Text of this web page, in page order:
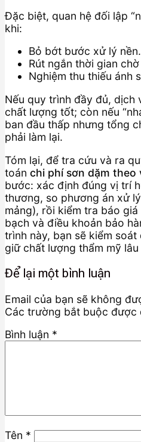
Đặc biệt, quan hệ đối lập
khi:
Bỏ bớt bước xử lý nền.
Rút ngắn thời gian
Nghiệm thu thiếu ánh
Nếu quy trình đầy đủ, dịch
chất lượng tốt; còn nếu
ban đầu thấp nhưng tổng
phải làm lại.
Tóm lại, để tra cứu và ra
toán chi phí sơn dặm theo
bước: xác định đúng vị trí
thương, so phương án xử
mảng), rồi kiểm tra báo
bạch và điều khoản bảo
trình này, bạn sẽ kiểm
giữ chất lượng thẩm mỹ
Để lại một bình luận
Email của bạn sẽ không
Các trường bắt buộc được
Bình luận *
Tên *